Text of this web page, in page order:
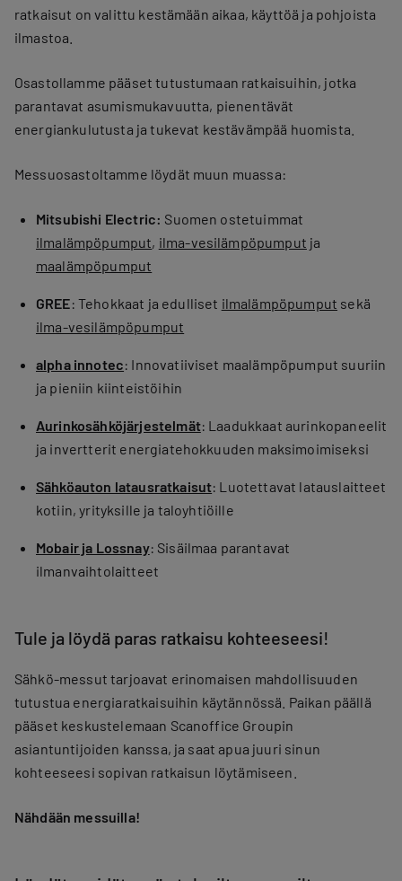
ratkaisut on valittu kestämään aikaa, käyttöä ja pohjoista
ilmastoa.
Osastollamme pääset tutustumaan ratkaisuihin, jotka
parantavat asumismukavuutta, pienentävät
energiankulutusta ja tukevat kestävämpää huomista.
Messuosastoltamme löydät muun muassa:
Mitsubishi Electric: Suomen ostetuimmat
ilmalämpöpumput, ilma-vesilämpöpumput ja
maalämpöpumput
GREE: Tehokkaat ja edulliset ilmalämpöpumput sekä
ilma-vesilämpöpumput
alpha innotec: Innovatiiviset maalämpöpumput suuriin
ja pieniin kiinteistöihin
Aurinkosähköjärjestelmät: Laadukkaat aurinkopaneelit
ja invertterit energiatehokkuuden maksimoimiseksi
Sähköauton latausratkaisut: Luotettavat latauslaitteet
kotiin, yrityksille ja taloyhtiöille
Mobair ja Lossnay: Sisäilmaa parantavat
ilmanvaihtolaitteet
Tule ja löydä paras ratkaisu kohteeseesi!
Sähkö-messut tarjoavat erinomaisen mahdollisuuden
tutustua energiaratkaisuihin käytännössä. Paikan päällä
pääset keskustelemaan Scanoffice Groupin
asiantuntijoiden kanssa, ja saat apua juuri sinun
kohteeseesi sopivan ratkaisun löytämiseen.
Nähdään messuilla!